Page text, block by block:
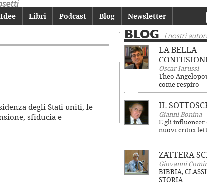
Idee Libri Podcast Blog Newsletter
degli Stati uniti, le
sfiducia e
BLOG i nostri autori
LA BELLA
Oscar Iarussi
Theo
come respiro
IL
Gianni Bonina
E gli
nuovi critici
ZATTERA
Giovanni
BIBBIA,
STORIA